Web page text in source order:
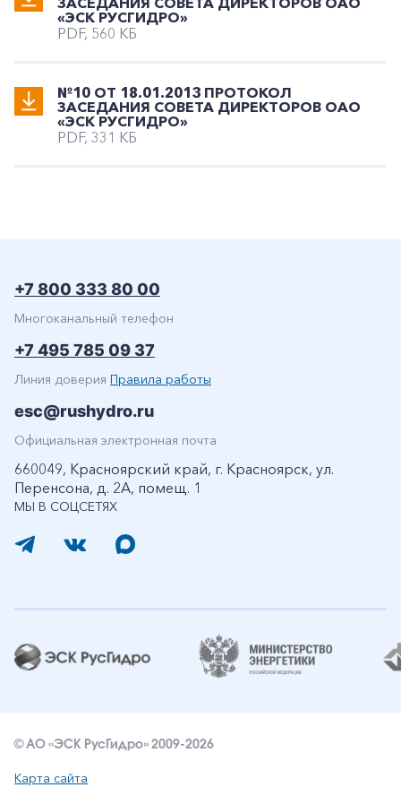
«ЭСК РУСГИДРО»
PDF, 560 КБ
№10 ОТ 18.01.2013 ПРОТОКОЛ
ЗАСЕДАНИЯ СОВЕТА ДИРЕКТОРОВ ОАО
«ЭСК РУСГИДРО»
PDF, 331 КБ
МЫ В СОЦСЕТЯХ
+7 800 333 80 00
Многоканальный телефон
+7 495 785 09 37
Линия доверия Правила работы
esc@rushydro.ru
Официальная электронная почта
660049, Красноярский край, г. Красноярск, ул.
Перенсона, д. 2А, помещ. 1
© АО «ЭСК РусГидро» 2009-2026
Карта сайта